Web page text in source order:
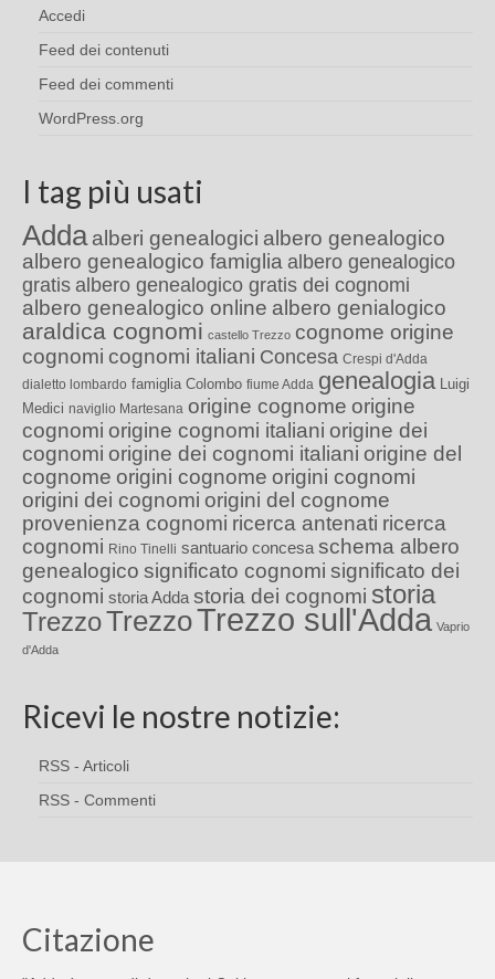
Accedi
Feed dei contenuti
Feed dei commenti
WordPress.org
I tag più usati
Adda alberi genealogici albero genealogico
albero genealogico famiglia albero genealogico
gratis albero genealogico gratis dei cognomi
albero genealogico online albero genialogico
araldica cognomi castello Trezzo cognome origine
cognomi cognomi italiani Concesa Crespi d'Adda
dialetto lombardo famiglia Colombo fiume Adda genealogia Luigi
Medici naviglio Martesana origine cognome origine
cognomi origine cognomi italiani origine dei
cognomi origine dei cognomi italiani origine del
cognome origini cognome origini cognomi
origini dei cognomi origini del cognome
provenienza cognomi ricerca antenati ricerca
cognomi Rino Tinelli santuario concesa schema albero
genealogico significato cognomi significato dei
cognomi storia Adda storia dei cognomi storia
TrezzoTrezzoTrezzo sull'Adda Vaprio
d'Adda
Ricevi le nostre notizie:
RSS - Articoli
RSS - Commenti
Citazione